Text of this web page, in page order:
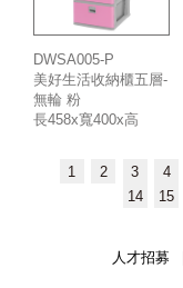
DWSA005-P
美好生活收納櫃五層-
無輪 粉
長458x寬400x高
1
2 3 4
14
15
人才招募